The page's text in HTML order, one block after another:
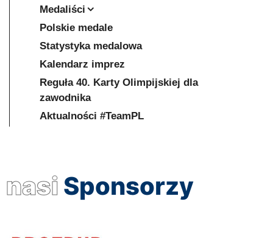
Medaliści
Polskie medale
Statystyka medalowa
Kalendarz imprez
Reguła 40. Karty Olimpijskiej dla
zawodnika
Aktualności #TeamPL
nasi Sponsorzy